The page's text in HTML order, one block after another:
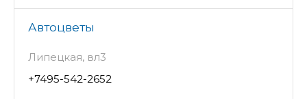
Автоцветы
Липецкая, вл3
+7495-542-2652